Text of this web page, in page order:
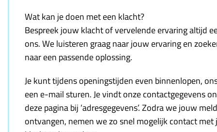
Wat kan je doen met een klacht?
Bespreek jouw klacht of vervelende ervaring altijd
ons. We luisteren graag naar jouw ervaring en
naar een passende oplossing.
Je kunt tijdens openingstijden even binnenlopen,
een e-mail sturen. Je vindt onze contactgegevens
deze pagina bij ‘adresgegevens’. Zodra we jouw
ontvangen, nemen we zo snel mogelijk contact met